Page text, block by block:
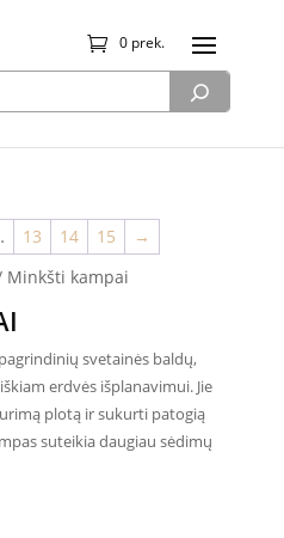
0 prek.
Minkšti kampai
svetainės baldų,
erdvės išplanavimui. Jie
plotą ir sukurti patogią
suteikia daugiau sėdimų
13 14 15 →